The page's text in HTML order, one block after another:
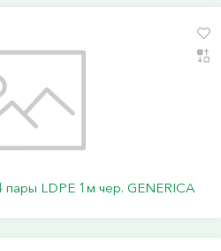
пары LDPE 1м чер. GENERICA